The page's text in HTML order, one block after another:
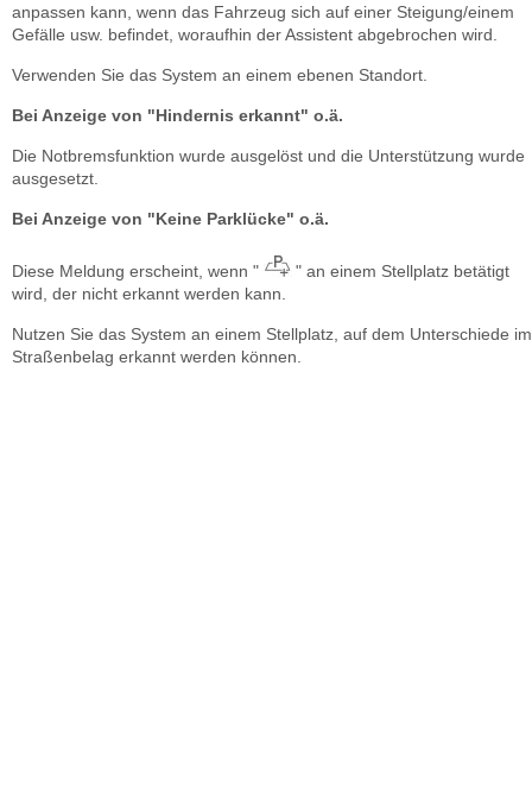
anpassen kann, wenn das Fahrzeug sich auf einer Steigung/einem
Gefälle usw. befindet, woraufhin der Assistent abgebrochen wird.
Verwenden Sie das System an einem ebenen Standort.
Bei Anzeige von "Hindernis erkannt" o.ä.
Die Notbremsfunktion wurde ausgelöst und die Unterstützung wurde
ausgesetzt.
Bei Anzeige von "Keine Parklücke" o.ä.
Diese Meldung erscheint, wenn "
" an einem Stellplatz betätigt
wird, der nicht erkannt werden kann.
Nutzen Sie das System an einem Stellplatz, auf dem Unterschiede im
Straßenbelag erkannt werden können.